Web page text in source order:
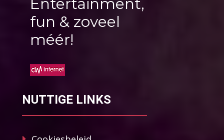
fun & zoveel
méér!
NUTTIGE LINKS